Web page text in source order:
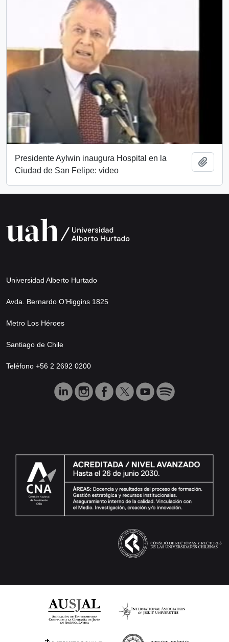
Presidente Aylwin inaugura Hospital en la
Ciudad de San Felipe: video
Universidad Alberto Hurtado
Avda. Bernardo O’Higgins 1825
Metro Los Héroes
Santiago de Chile
Teléfono +56 2 2692 0200